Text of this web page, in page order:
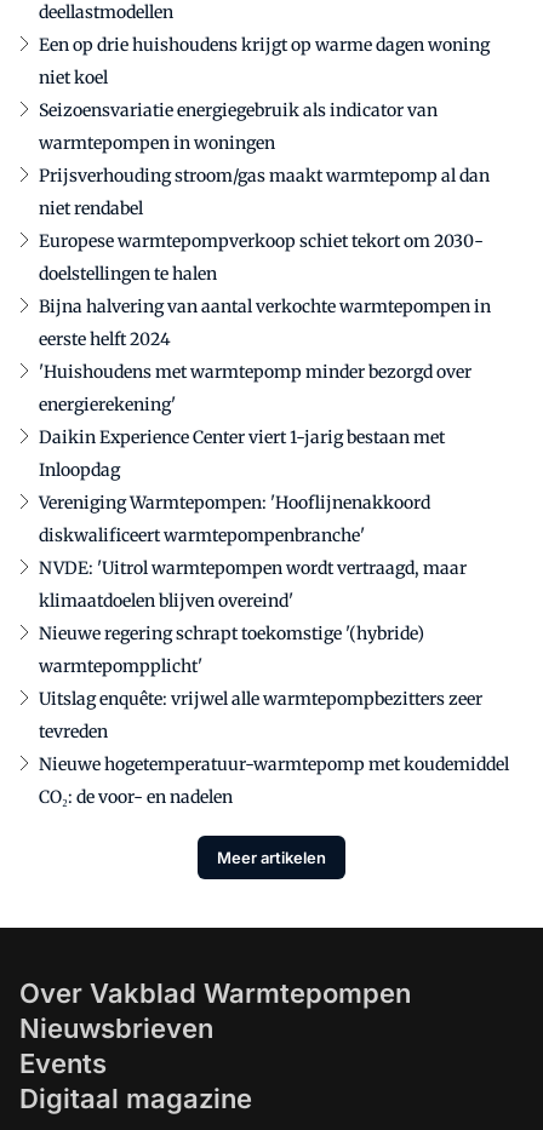
deellastmodellen
Een op drie huishoudens krijgt op warme dagen woning
niet koel
Seizoensvariatie energiegebruik als indicator van
warmtepompen in woningen
Prijsverhouding stroom/gas maakt warmtepomp al dan
niet rendabel
Europese warmtepompverkoop schiet tekort om 2030-
doelstellingen te halen
Bijna halvering van aantal verkochte warmtepompen in
eerste helft 2024
'Huishoudens met warmtepomp minder bezorgd over
energierekening'
Daikin Experience Center viert 1-jarig bestaan met
Inloopdag
Vereniging Warmtepompen: 'Hooflijnenakkoord
diskwalificeert warmtepompenbranche'
NVDE: 'Uitrol warmtepompen wordt vertraagd, maar
klimaatdoelen blijven overeind'
Nieuwe regering schrapt toekomstige '(hybride)
warmtepompplicht'
Uitslag enquête: vrijwel alle warmtepompbezitters zeer
tevreden
Nieuwe hogetemperatuur-warmtepomp met koudemiddel
CO₂: de voor- en nadelen
Meer artikelen
Over Vakblad Warmtepompen
Nieuwsbrieven
Events
Digitaal magazine